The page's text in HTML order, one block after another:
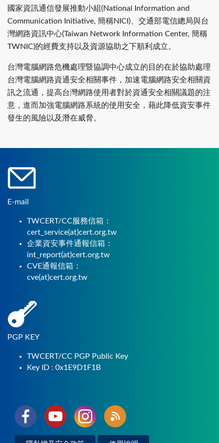
國家資訊通信發展推動小組(National Information and
Communication Initiative, 簡稱NICI)、交通部電信總局與台
灣網路資訊中心(Taiwan Network Information Center, 簡稱
TWNIC)的經費支持以及資源協助之下順利成立。
台灣電腦網路危機處理暨協調中心成立的目的在於協助處理
台灣電腦網路資通安全相關事件，加速電腦網路安全相關資
訊之流通，提高台灣網路使用者對於資通安全相關議題的注
意，進而加強電腦網路系統的使用安全，藉此降低資安事件
發生的風險以及潛在威脅。
E-mail
TWCERT/CC服務信箱：
cert_service(at)cert.org.tw
企業資安事件通報信箱：
int_report(at)cert.org.tw
CVE通報信箱：
cve(at)cert.org.tw
PGP KEY
TWCERT/CC PGP Public Key
Key ID : 0x1E9D1F1B